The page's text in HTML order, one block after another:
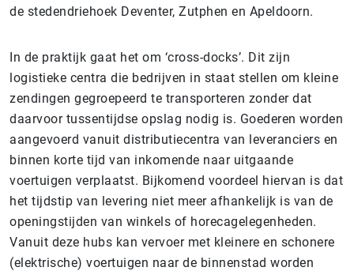
de stedendriehoek Deventer, Zutphen en Apeldoorn.
In de praktijk gaat het om ‘cross-docks’. Dit zijn
logistieke centra die bedrijven in staat stellen om kleine
zendingen gegroepeerd te transporteren zonder dat
daarvoor tussentijdse opslag nodig is. Goederen worden
aangevoerd vanuit distributiecentra van leveranciers en
binnen korte tijd van inkomende naar uitgaande
voertuigen verplaatst. Bijkomend voordeel hiervan is dat
het tijdstip van levering niet meer afhankelijk is van de
openingstijden van winkels of horecagelegenheden.
Vanuit deze hubs kan vervoer met kleinere en schonere
(elektrische) voertuigen naar de binnenstad worden